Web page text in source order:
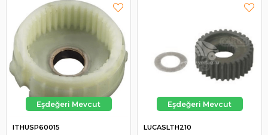
ITHUSP60015 LUCASLTH210